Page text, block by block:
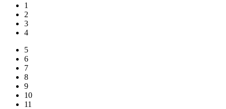
1
2
3
4
5
6
7
8
9
10
11